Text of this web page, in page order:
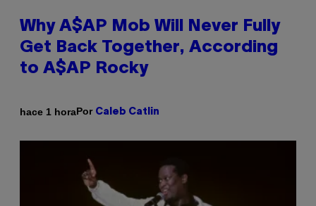
Why A$AP Mob Will Never Fully
Get Back Together, According
to A$AP Rocky
hace 1 horaPor Caleb Catlin